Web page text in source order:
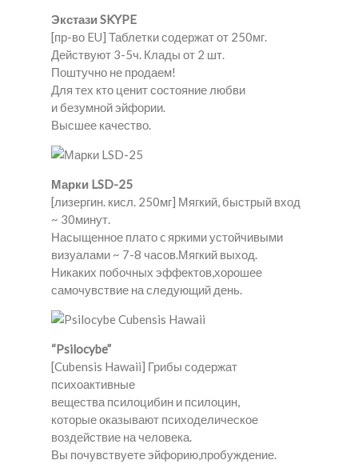
Экстази SKYPE
[пр-во EU] Таблетки содержат от 250мг.
Действуют 3-5ч. Клады от 2 шт.
Поштучно не продаем!
Для тех кто ценит состояние любви
и безумной эйфории.
Высшее качество.
Марки LSD-25
[лизергин. кисл. 250мг] Мягкий, быстрый вход
~ 30минут.
Насыщенное плато c яркими устойчивыми
визуалами ~ 7-8 часов.Мягкий выход.
Никаких побочных эффектов,хорошее
самочувствие на следующий день.
“Psilocybe”
[Cubensis Hawaii] Грибы содержат
психоактивные
вещества псилоцибин и псилоцин,
которые оказывают психоделическое
воздействие на человека.
Вы почувствуете эйфорию,пробуждение.